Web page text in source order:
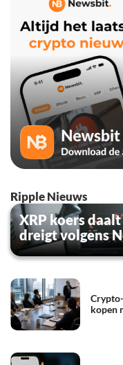
Ripple Nieuws
XRP koers
dreigt volgens
kopen